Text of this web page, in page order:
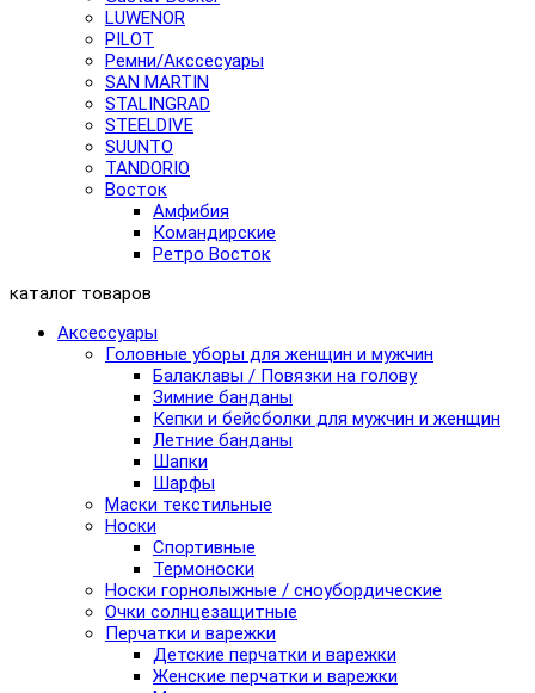
LUWENOR
PILOT
Pемни/Акссесуары
SAN MARTIN
STALINGRAD
STEELDIVE
SUUNTO
TANDORIO
Восток
Амфибия
Командирские
Ретро Восток
каталог товаров
Аксессуары
Головные уборы для женщин и мужчин
Балаклавы / Повязки на голову
Зимние банданы
Кепки и бейсболки для мужчин и женщин
Летние банданы
Шапки
Шарфы
Маски текстильные
Носки
Спортивные
Термоноски
Носки горнолыжные / сноубордические
Очки солнцезащитные
Перчатки и варежки
Детские перчатки и варежки
Женские перчатки и варежки